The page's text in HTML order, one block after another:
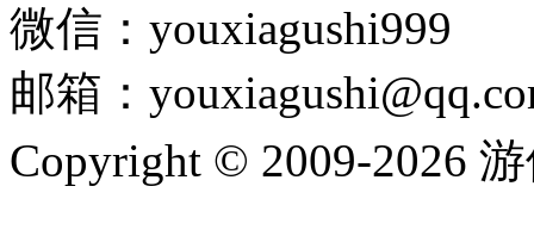
微信：youxiagushi999
邮箱：
Copyright © 2009-2026